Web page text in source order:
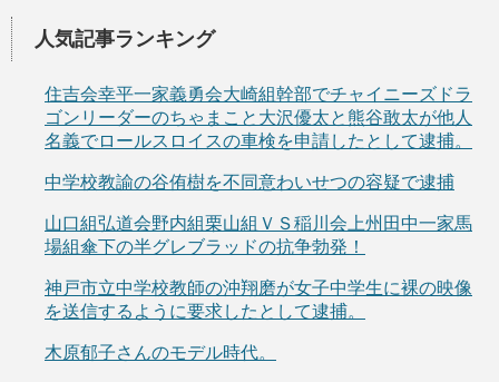
人気記事ランキング
住吉会幸平一家義勇会大崎組幹部でチャイニーズドラ
ゴンリーダーのちゃまこと大沢優太と熊谷敢太が他人
名義でロールスロイスの車検を申請したとして逮捕。
中学校教諭の谷侑樹を不同意わいせつの容疑で逮捕
山口組弘道会野内組栗山組ＶＳ稲川会上州田中一家馬
場組傘下の半グレブラッドの抗争勃発！
神戸市立中学校教師の沖翔磨が女子中学生に裸の映像
を送信するように要求したとして逮捕。
木原郁子さんのモデル時代。